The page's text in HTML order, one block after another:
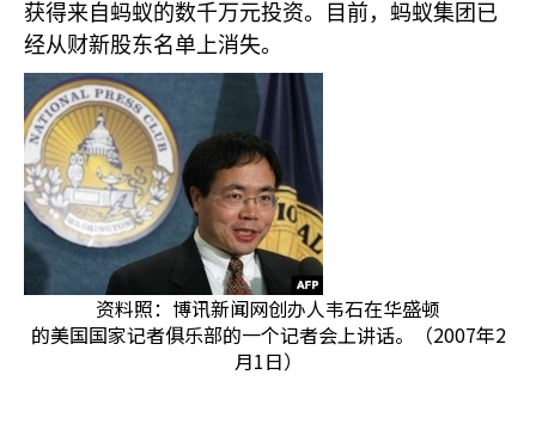
获得来自蚂蚁的数千万元投资。目前，蚂蚁集团已
经从财新股东名单上消失。
资料照：博讯新闻网创办人韦石在华盛顿
的美国国家记者俱乐部的一个记者会上讲话。（2007年2
月1日）